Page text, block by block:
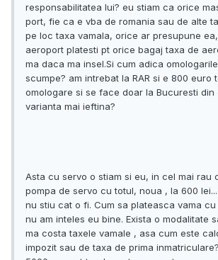
responsabilitatea lui? eu stiam ca orice
port, fie ca e vba de romania sau de alte
pe loc taxa vamala, orice ar presupune
aeroport platesti pt orice bagaj taxa de
ma daca ma insel.Si cum adica
scumpe? am intrebat la RAR si e 800 euro
omologare si se face doar la Bucuresti din
varianta mai ieftina?
Asta cu servo o stiam si eu, in cel mai rau
pompa de servo cu totul, noua , la 600
nu stiu cat o fi. Cum sa plateasca vama cu
nu am inteles eu bine. Exista o modalitate
ma costa taxele vamale , asa cum este
impozit sau de taxa de prima